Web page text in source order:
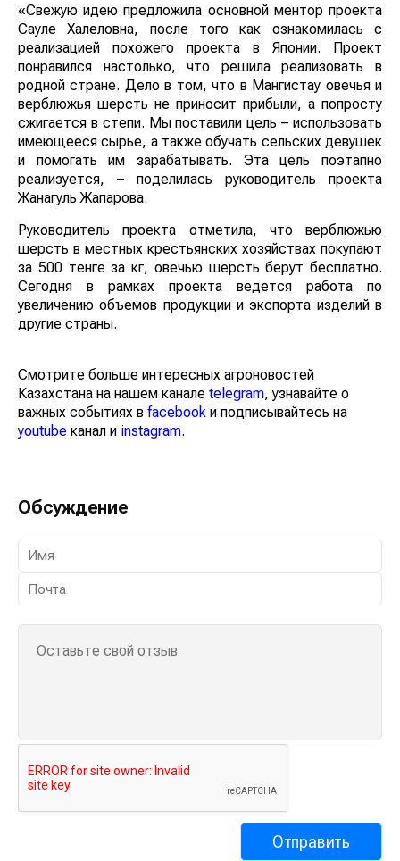
«Свежую идею предложила основной ментор проекта
Сауле Халеловна, после того как ознакомилась с
реализацией похожего проекта в Японии. Проект
понравился настолько, что решила реализовать в
родной стране. Дело в том, что в Мангистау овечья и
верблюжья шерсть не приносит прибыли, а попросту
сжигается в степи. Мы поставили цель – использовать
имеющееся сырье, а также обучать сельских девушек
и помогать им зарабатывать. Эта цель поэтапно
реализуется, – поделилась руководитель проекта
Жанагуль Жапарова.
Руководитель проекта отметила, что верблюжью
шерсть в местных крестьянских хозяйствах покупают
за 500 тенге за кг, овечью шерсть берут бесплатно.
Сегодня в рамках проекта ведется работа по
увеличению объемов продукции и экспорта изделий в
другие страны.
Смотрите больше интересных агроновостей
Казахстана на нашем канале telegram, узнавайте о
важных событиях в facebook и подписывайтесь на
youtube канал и instagram.
Обсуждение